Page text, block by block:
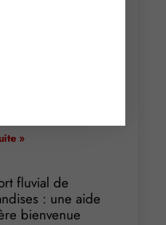
»
fluvial de
: une aide
bienvenue